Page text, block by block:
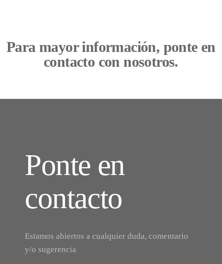
Para mayor información, ponte en
contacto con nosotros.
Ponte en
contacto
Estamos abiertos a cualquier duda, comentario
y/o sugerencia